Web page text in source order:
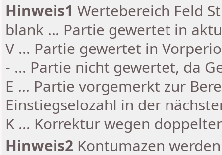
Hinweis1 Wertebereich Feld
blank ... Partie gewertet in
V ... Partie gewertet in
- ... Partie nicht gewertet, da
E ... Partie vorgemerkt zur
Einstiegselozahl in der
K ... Korrektur wegen
Hinweis2 Kontumazen